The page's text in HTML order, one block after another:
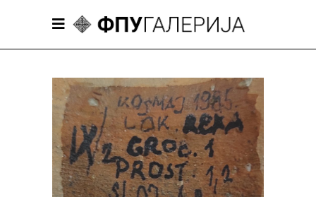
Нина Пршић
Конзервација и рестаурација
археолошких предмета
2023/2024